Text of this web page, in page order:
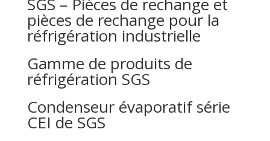
pièces de rechange pour la
réfrigération industrielle
Gamme de produits de
réfrigération SGS
Condenseur évaporatif série
CEI de SGS